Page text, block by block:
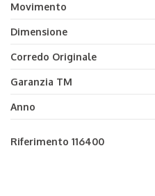
Movimento
Dimensione
Corredo Originale
Garanzia TM
Anno
Riferimento 116400